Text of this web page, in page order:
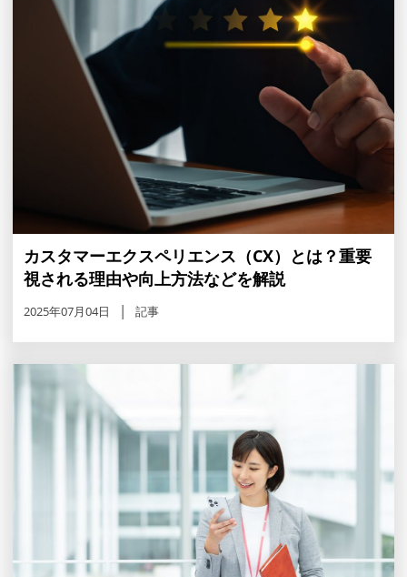
カスタマーエクスペリエンス（CX）とは？重要
視される理由や向上方法などを解説
2025年07月04日 記事